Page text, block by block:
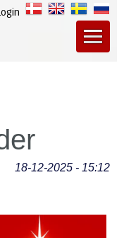
18-12-2025 - 15:12